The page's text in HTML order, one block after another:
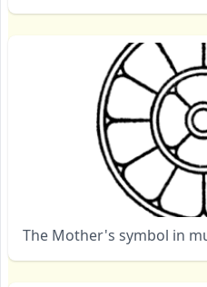
The Mother's symbol in